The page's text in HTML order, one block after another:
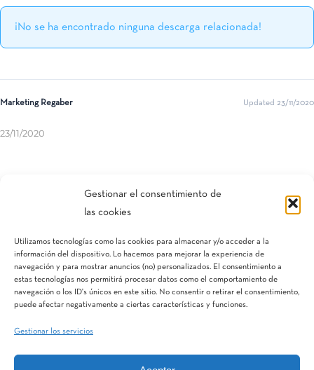
Gestionar el consentimiento de
las cookies
Utilizamos tecnologías como las cookies para almacenar y/o acceder a la
información del dispositivo. Lo hacemos para mejorar la experiencia de
navegación y para mostrar anuncios (no) personalizados. El consentimiento a
estas tecnologías nos permitirá procesar datos como el comportamiento de
navegación o los ID's únicos en este sitio. No consentir o retirar el consentimiento,
puede afectar negativamente a ciertas características y funciones.
Gestionar los servicios
¡No se ha encontrado ninguna descarga relacionada!
Marketing Regaber Updated 23/11/2020
23/11/2020